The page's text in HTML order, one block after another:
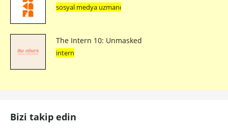
sosyal medya uzmanı
The Intern 10: Unmasked
intern
Bizi takip edin